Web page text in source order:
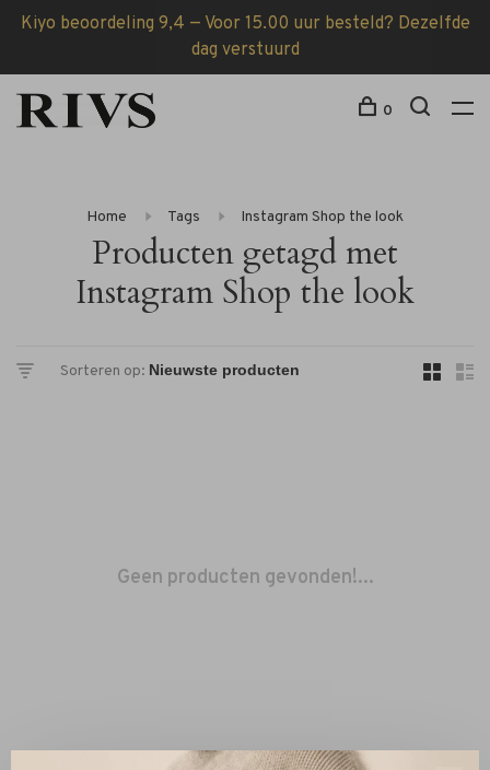
Kiyo beoordeling 9,4 — Voor 15.00 uur besteld? Dezelfde
dag verstuurd
0
Home Tags Instagram Shop the look
Producten getagd met
Instagram Shop the look
Sorteren op:
Geen producten gevonden!...